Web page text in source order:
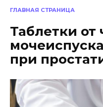
ГЛАВНАЯ СТРАНИЦА
Таблетки от
при